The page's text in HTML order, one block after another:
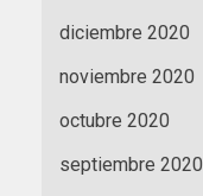
diciembre 2020
noviembre 2020
octubre 2020
septiembre 2020